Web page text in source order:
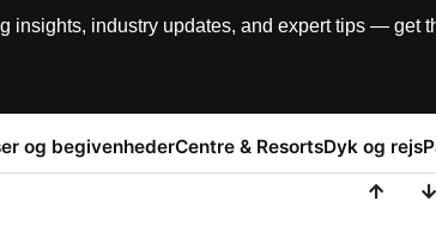
insights, industry updates, and expert tips — get
og begivenhederCentre & ResortsDyk og rejs